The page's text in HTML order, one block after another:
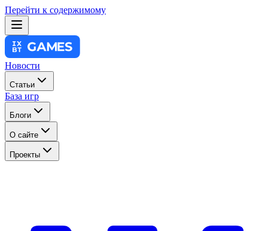
Перейти к содержимому
Новости
Статьи
База игр
Блоги
О сайте
Проекты